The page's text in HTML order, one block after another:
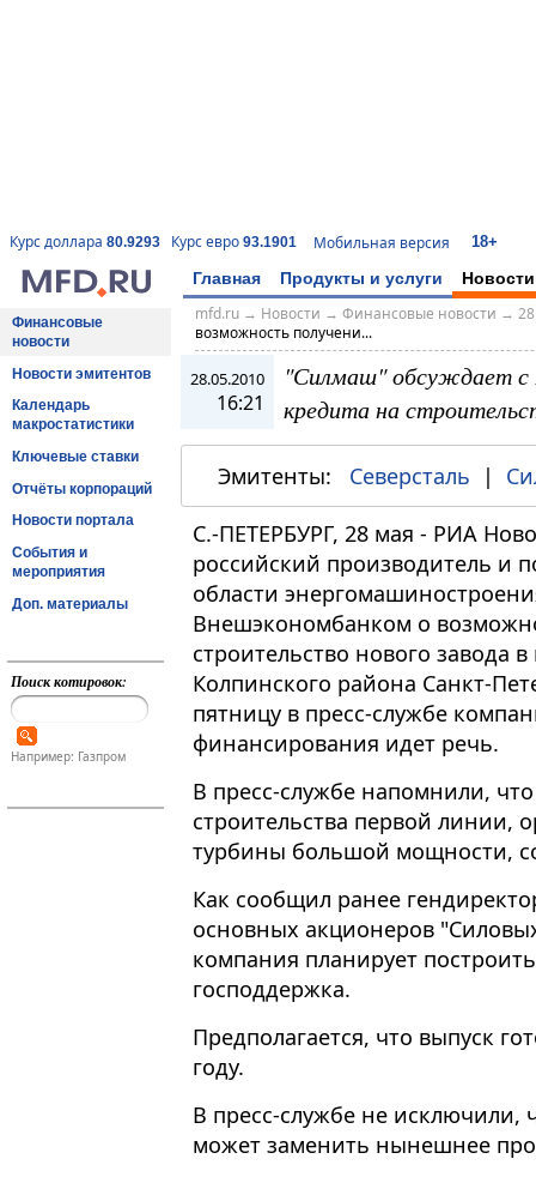
Курс доллара 80.9293 Курс евро 93.1901 Мобильная версия 18+
Главная Продукты и услуги Новости
Финансовые
новости
Новости эмитентов
Календарь
макростатистики
Ключевые ставки
Отчёты корпораций
Новости портала
События и
мероприятия
Доп. материалы
Поиск котировок:
Например: Газпром
mfd.ru→ Новости → Финансовые новости →
возможность получени...
28.05.2010
16:21
"Силмаш" обсуждает с
кредита на
Эмитенты: Северсталь |
С.-ПЕТЕРБУРГ, 28 мая - РИА
российский производитель и
области
Внешэкономбанком о
строительство нового завода
Колпинского района Санкт-
пятницу в пресс-службе
финансирования идет речь.
В пресс-службе напомнили,
строительства первой линии,
турбины большой мощности,
Как сообщил ранее
основных акционеров
компания планирует
господдержка.
Предполагается, что выпуск
году.
В пресс-службе не
может заменить нынешнее